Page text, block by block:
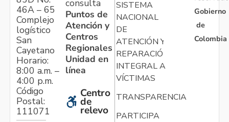
46A – 65
Complejo
logístico
San
Cayetano
Horario:
8:00 a.m. –
4:00 p.m.
Código
Postal:
111071
consulta
Puntos de
Atención y
Centros
Regionales
Unidad en
línea
Centro
de
relevo
SISTEMA
NACIONAL
DE
ATENCIÓN Y
REPARACIÓN
INTEGRAL A
VÍCTIMAS
TRANSPARENCIA
PARTICIPA
Gobierno
de
Colombia